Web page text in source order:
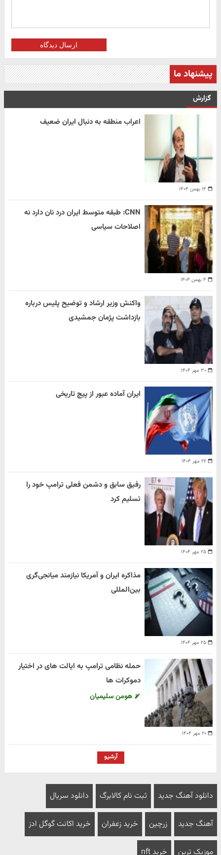
ارسال دیدگاه
پیشنهاد ما
گزارش
۱۴ بهمن ۱۴۰۴
اعراب منطقه به دنبال ایران ضعیف
۴ بهمن ۱۴۰۴
CNN: طبقه متوسط ایران درد نان دارد نه
اصلاحات سیاسی
۳۰ مهر ۱۴۰۴
واکنش وزیر ارشاد و توضیح پلیس درباره
بازداشت پژمان جمشیدی
۲۶ مهر ۱۴۰۴
ایران آماده عبور از پیچ تاریخی
۲۵ مهر ۱۴۰۴
رفیق سابق و دشمن فعلی ترامپ خود را
تسلیم کرد
۲۵ مهر ۱۴۰۴
مذاکره ایران و آمریکا نیازمند میانجی‌گری
بین‌المللی
۲۰ مهر ۱۴۰۴
حمله نظامی ترامپ به ایالت های در اختیار
دموکرات ها
هومن سلیمیان
آرشیو
دانلود آهنگ جدید ثبت نام کالابرگ دانلود سریال
آهنگ جدید زرچین خرید زعفران خرید اکانت گوگل ادز
موزیک ترین خرید nft